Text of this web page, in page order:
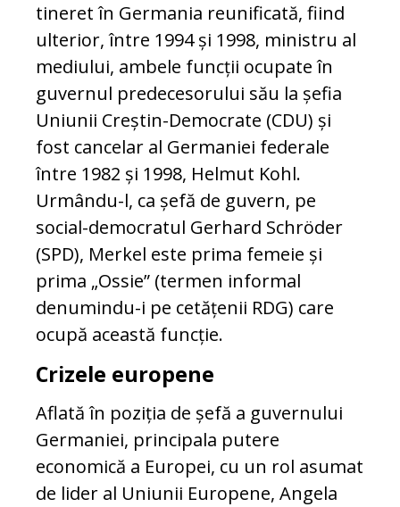
tineret în Germania reunificată, fiind
ulterior, între 1994 și 1998, ministru al
mediului, ambele funcții ocupate în
guvernul predecesorului său la șefia
Uniunii Creștin-Democrate (CDU) și
fost cancelar al Germaniei federale
între 1982 și 1998, Helmut Kohl.
Urmându-l, ca șefă de guvern, pe
social-democratul Gerhard Schröder
(SPD), Merkel este prima femeie și
prima „Ossie” (termen informal
denumindu-i pe cetățenii RDG) care
ocupă această funcție.
Crizele europene
Aflată în poziția de șefă a guvernului
Germaniei, principala putere
economică a Europei, cu un rol asumat
de lider al Uniunii Europene, Angela